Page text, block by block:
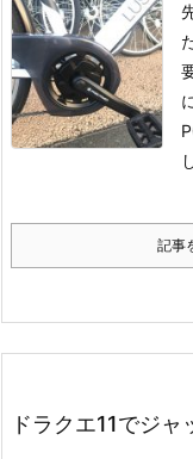
記事
ドラクエ11でジャ